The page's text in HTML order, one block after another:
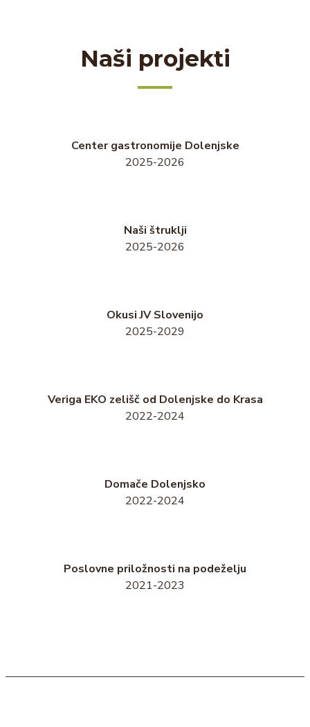
Naši projekti
Center gastronomije Dolenjske
2025-2026
Naši štruklji
2025-2026
Okusi JV Slovenijo
2025-2029
Veriga EKO zelišč od Dolenjske do Krasa
2022-2024
Domače Dolenjsko
2022-2024
Poslovne priložnosti na podeželju
2021-2023